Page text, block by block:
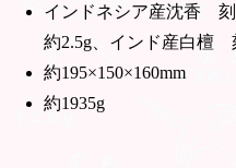
インドネシア産沈香
約2.5g、インド産白檀
約195×150×160mm
約1935g